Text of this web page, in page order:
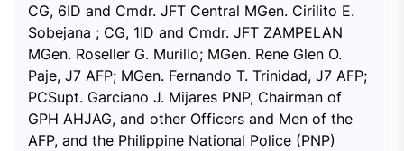
CG, 6ID and Cmdr. JFT Central MGen. Cirilito E.
Sobejana ; CG, 1ID and Cmdr. JFT ZAMPELAN
MGen. Roseller G. Murillo; MGen. Rene Glen O.
Paje, J7 AFP; MGen. Fernando T. Trinidad, J7 AFP;
PCSupt. Garciano J. Mijares PNP, Chairman of
GPH AHJAG, and other Officers and Men of the
AFP, and the Philippine National Police (PNP)